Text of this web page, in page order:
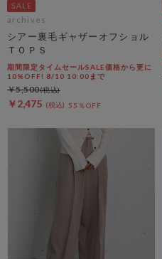
archives
シアー裏毛ギャザーオフショル
ＴＯＰＳ
期間限定タイムセールSALE価格から更に
10%OFF! 8/10 10:00まで
￥2,475 55％OFF
￥5,500